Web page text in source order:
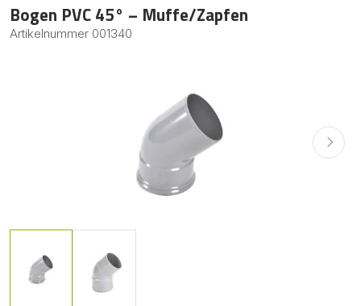
Bogen PVC 45° – Muffe/Zapfen
Artikelnummer 001340